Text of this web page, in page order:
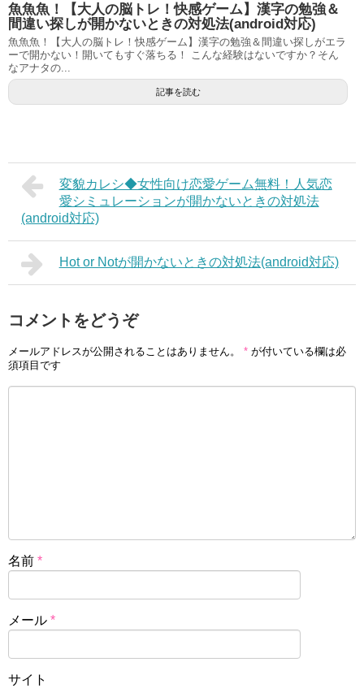
魚魚魚！【大人の脳トレ！快感ゲーム】漢字の勉強＆
間違い探しが開かないときの対処法(android対応)
魚魚魚！【大人の脳トレ！快感ゲーム】漢字の勉強＆間違い探しがエラ
ーで開かない！開いてもすぐ落ちる！ こんな経験はないですか？そん
なアナタの...
記事を読む
変貌カレシ◆女性向け恋愛ゲーム無料！人気恋
愛シミュレーションが開かないときの対処法
(android対応)
Hot or Notが開かないときの対処法(android対応)
コメントをどうぞ
メールアドレスが公開されることはありません。 * が付いている欄は必
須項目です
名前 *
メール *
サイト